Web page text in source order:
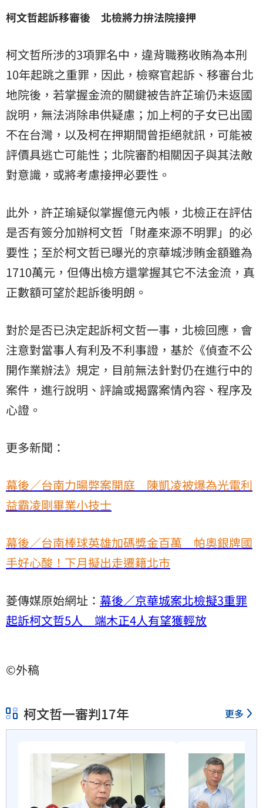
柯文哲起訴移審後 北檢將力拚法院接押
柯文哲所涉的3項罪名中，違背職務收賄為本刑
10年起跳之重罪，因此，檢察官起訴、移審台北
地院後，若掌握金流的關鍵被告許芷瑜仍未返國
說明，無法消除串供疑慮；加上柯的子女已出國
不在台灣，以及柯在押期間曾拒絕就訊，可能被
評價具逃亡可能性；北院審酌相關因子與其法敵
對意識，或將考慮接押必要性。
此外，許芷瑜疑似掌握億元內帳，北檢正在評估
是否有簽分加辦柯文哲「財產來源不明罪」的必
要性；至於柯文哲已曝光的京華城涉賄金額雖為
1710萬元，但傳出檢方還掌握其它不法金流，真
正數額可望於起訴後明朗。
對於是否已決定起訴柯文哲一事，北檢回應，會
注意對當事人有利及不利事證，基於《偵查不公
開作業辦法》規定，目前無法針對仍在進行中的
案件，進行說明、評論或揭露案情內容、程序及
心證。
更多新聞：
幕後／台南力暘弊案開庭 陳凱凌被爆為光電利
益霸凌剛畢業小技士
幕後／台南棒球英雄加碼獎金百萬 帕奧銀牌國
手好心酸！下月擬出走遷籍北市
菱傳媒原始網址： 幕後／京華城案北檢擬3重罪
起訴柯文哲5人 端木正4人有望獲輕放
©外稿
柯文哲一審判17年 更多